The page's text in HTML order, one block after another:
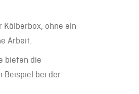
Kälberbox, ohne ein
Arbeit.
bieten die
Beispiel bei der